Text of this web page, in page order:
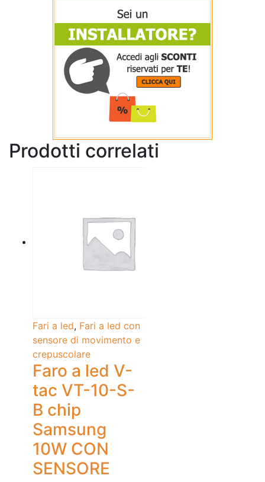
Prodotti correlati
Fari a led, Fari a led con
sensore di movimento e
crepuscolare
Faro a led V-
tac VT-10-S-
B chip
Samsung
10W CON
SENSORE